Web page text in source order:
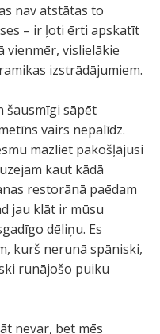
nav atstātas to
– ir ļoti ērti apskatīt
vienmēr, vislielākie
izstrādājumiem.
šausmīgi sāpēt
vairs nepalīdz.
mazliet pakošļājusi
kaut kādā
restorānā paēdam
jau klāt ir mūsu
dēliņu. Es
kurš nerunā spāniski,
runājošo puiku
nevar, bet mēs